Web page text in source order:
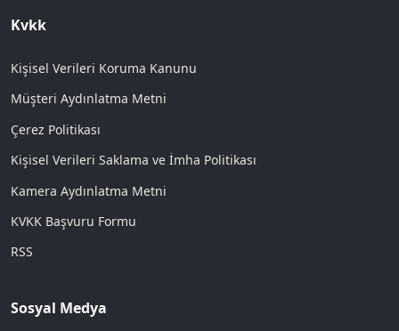
Kvkk
Kişisel Verileri Koruma Kanunu
Müşteri Aydınlatma Metni
Çerez Politikası
Kişisel Verileri Saklama ve İmha Politikası
Kamera Aydınlatma Metni
KVKK Başvuru Formu
RSS
Sosyal Medya